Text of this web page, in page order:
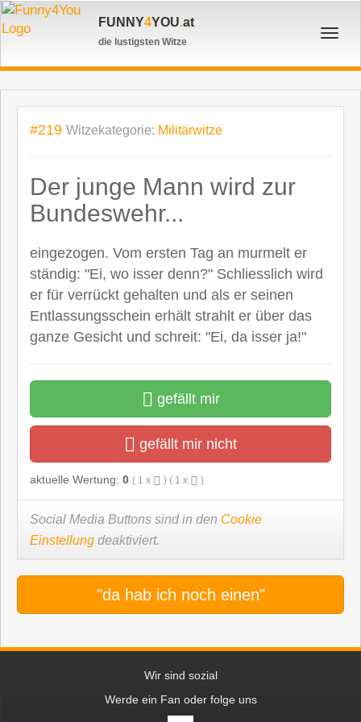
FUNNY4YOU.at
die lustigsten Witze
#219 Witzekategorie: Militärwitze
Der junge Mann wird zur
Bundeswehr...
eingezogen. Vom ersten Tag an murmelt er
ständig: "Ei, wo isser denn?" Schliesslich wird
er für verrückt gehalten und als er seinen
Entlassungsschein erhält strahlt er über das
ganze Gesicht und schreit: "Ei, da isser ja!"
gefällt mir
gefällt mir nicht
aktuelle Wertung: 0 ( 1 x ) ( 1 x )
Social Media Buttons sind in den Cookie
Einstellung deaktiviert.
"da hab ich noch einen"
Wir sind sozial
Werde ein Fan oder folge uns